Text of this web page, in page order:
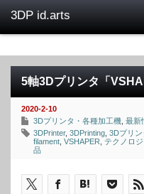
5軸3Dプリンタ「
2020-2-10
3Dプリンタ・各種加工機 最新
3DPrinter, 3DPrinting 3Dプリン
filament VSHAPER テクノロジ
品